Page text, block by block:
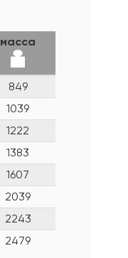
масса
849
1039
1222
1383
1607
2039
2243
2479